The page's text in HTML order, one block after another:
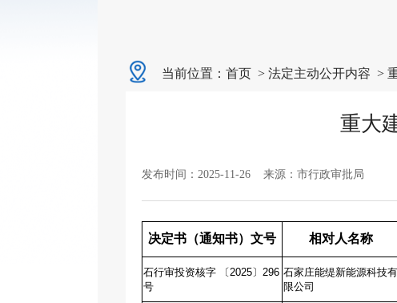
当前位置： 首页 > 法定主动公开内容 >
重大
发布时间：2025-11-26 来源：市行政审批局
决定书（通知书）文号 相对人名称
石行审投资核字 〔2025〕296
号
石家庄能缇新能源科技有
限公司